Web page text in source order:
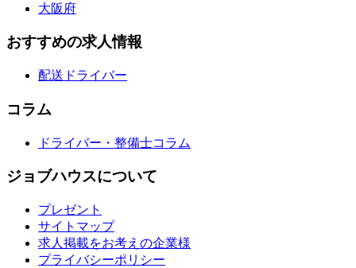
大阪府
おすすめの求人情報
配送ドライバー
コラム
ドライバー・整備士コラム
ジョブハウスについて
プレゼント
サイトマップ
求人掲載をお考えの企業様
プライバシーポリシー